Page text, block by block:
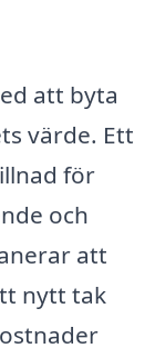
att byta
värde. Ett
för
och
att
nytt tak